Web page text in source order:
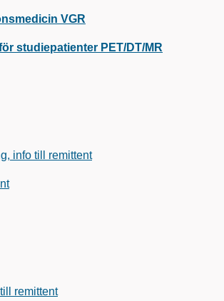
VGR
studiepatienter PET/DT/MR
info till remittent
remittent